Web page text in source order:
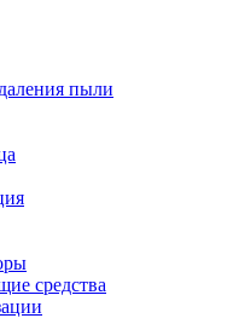
пыли
средства